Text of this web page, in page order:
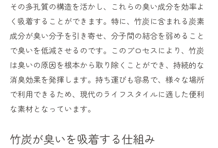
その多孔質の構造を活かし、これらの臭い成分を効率よ
く吸着することができます。特に、竹炭に含まれる炭素
成分が臭い分子を引き寄せ、分子間の結合を弱めること
で臭いを低減させるのです。このプロセスにより、竹炭
は臭いの原因を根本から取り除くことができ、持続的な
消臭効果を発揮します。持ち運びも容易で、様々な場所
で利用できるため、現代のライフスタイルに適した便利
な素材となっています。
竹炭が臭いを吸着する仕組み